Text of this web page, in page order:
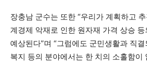
장충남 군수는 또한 “우리가 계획하고
계경제 악재로 인한 원자재 가격 상승
예상된다”며 “그럼에도 군민생활과 직
복지 등의 분야에서는 한 치의 소홀함이